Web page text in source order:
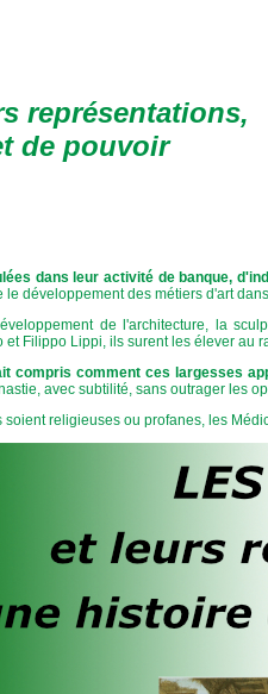
représentations,
de pouvoir
dans leur activité de banque,
le développement des métiers d'art
de l'architecture, la
Filippo Lippi, ils surent les élever
compris comment ces largesses
avec subtilité, sans outrager les
religieuses ou profanes, les